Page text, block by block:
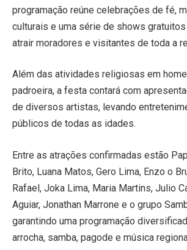
programação reúne celebrações de fé,
culturais e uma série de shows
atrair moradores e visitantes de toda a
Além das atividades religiosas em
padroeira, a festa contará com
de diversos artistas, levando
públicos de todas as idades.
Entre as atrações confirmadas estão
Brito, Luana Matos, Gero Lima, Enzo o
Rafael, Joka Lima, Maria Martins, Julio
Aguiar, Jonathan Marrone e o grupo
garantindo uma programação
arrocha, samba, pagode e música